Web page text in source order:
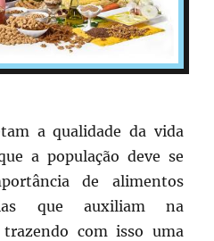
a qualidade da vida
a população deve se
de alimentos
que auxiliam na
com isso uma